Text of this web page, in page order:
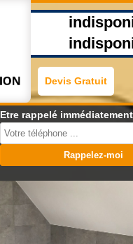
Devis Gratuit
Etre rappelé